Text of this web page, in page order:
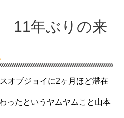
11年ぶりの来
オブジョイに2ヶ月ほど滞在
ったというヤムヤムこと山本